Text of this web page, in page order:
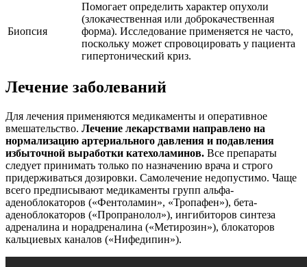
Биопсия
Помогает определить характер опухоли
(злокачественная или доброкачественная
форма). Исследование применяется не часто,
поскольку может спровоцировать у пациента
гипертонический криз.
Лечение заболеваний
Для лечения применяются медикаменты и оперативное
вмешательство. Лечение лекарствами направлено на
нормализацию артериального давления и подавления
избыточной выработки катехоламинов. Все препараты
следует принимать только по назначению врача и строго
придерживаться дозировки. Самолечение недопустимо. Чаще
всего предписывают медикаменты групп альфа-
аденоблокаторов («Фентоламин», «Тропафен»), бета-
аденоблокаторов («Пропранолол»), ингибиторов синтеза
адреналина и норадреналина («Метирозин»), блокаторов
кальциевых каналов («Нифедипин»).